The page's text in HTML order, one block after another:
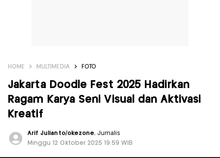
HOME MULTIMEDIA FOTO
Jakarta Doodle Fest 2025 Hadirkan
Ragam Karya Seni Visual dan Aktivasi
Kreatif
Arif Julianto/okezone, Jurnalis
Minggu 12 Oktober 2025 19:59 WIB